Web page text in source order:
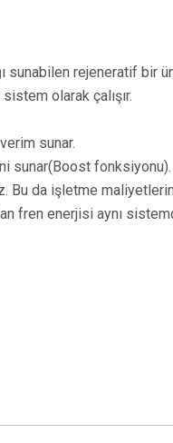
rejeneratif bir
olarak çalışır.
sunar.
sunar(Boost
Bu da işletme
fren enerjisi aynı